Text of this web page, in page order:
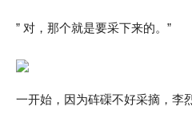
” 对，那个就是要采下来的。”
一开始，因为砗磲不好采摘，李